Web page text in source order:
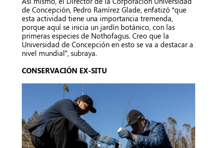
de Concepción, Pedro Ramírez Glade, enfatizó “que
esta actividad tiene una importancia tremenda,
porque aquí se inicia un jardín botánico, con las
primeras especies de Nothofagus. Creo que la
Universidad de Concepción en esto se va a destacar a
nivel mundial”, subraya.
CONSERVACIÓN EX-SITU